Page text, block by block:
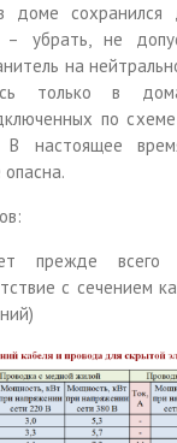
сохранился
убрать, не
на
только в
по схеме
В настоящее
опасна.
прежде всего
с сечением